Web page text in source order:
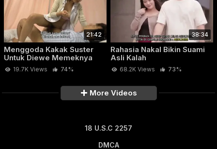
21:42
Menggoda Kakak Suster
Untuk Diewe Memeknya
19.7K Views 74%
38:34
Rahasia Nakal Bikin Suami
Asli Kalah
68.2K Views 73%
More Videos
18 U.S.C 2257
DMCA